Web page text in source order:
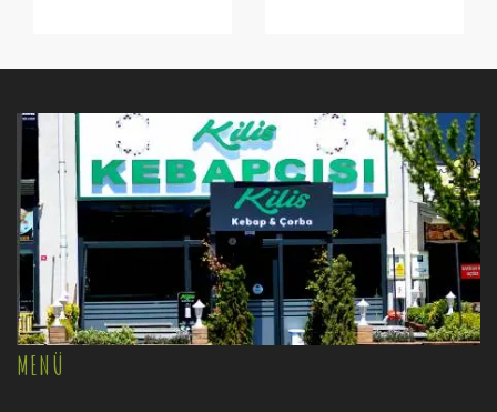
MENÜ